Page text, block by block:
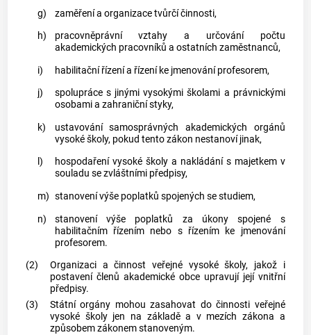
g)
zaměření a organizace tvůrčí činnosti,
h)
pracovněprávní vztahy a určování počtu
akademických pracovníků a ostatních zaměstnanců,
i)
habilitační řízení a řízení ke jmenování profesorem,
j)
spolupráce s jinými vysokými školami a právnickými
osobami a zahraniční styky,
k)
ustavování samosprávných akademických orgánů
vysoké školy, pokud tento zákon nestanoví jinak,
l)
hospodaření vysoké školy a nakládání s majetkem v
souladu se zvláštními předpisy,
m) stanovení výše poplatků spojených se studiem,
n)
stanovení výše poplatků za úkony spojené s
habilitačním řízením nebo s řízením ke jmenování
profesorem.
(2)
Organizaci a činnost veřejné vysoké školy, jakož i
postavení členů akademické obce upravují její vnitřní
předpisy.
(3)
Státní orgány mohou zasahovat do činnosti veřejné
vysoké školy jen na základě a v mezích zákona a
způsobem zákonem stanoveným.